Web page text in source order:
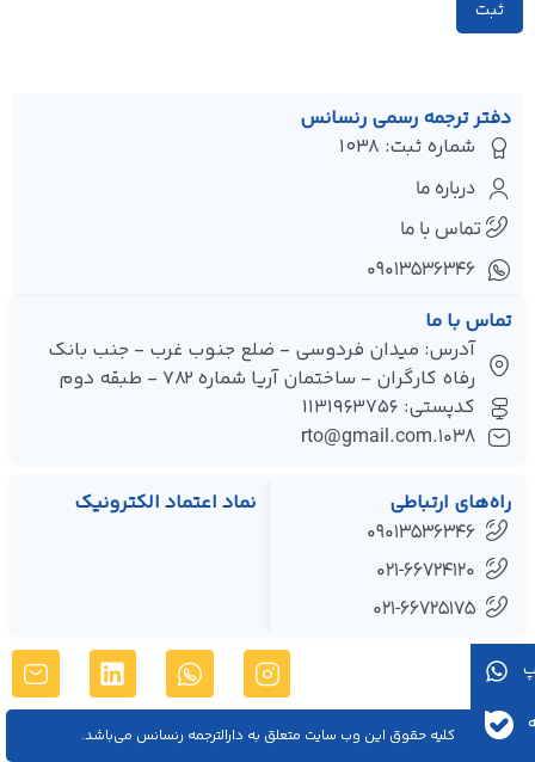
دفتر ترجمه رسمی رنسانس
شماره ثبت: 1038
درباره ما
تماس با ما
۰۹۰۱۳۵۳۶۳۴۶
تماس با ما
آدرس: میدان فردوسی - ضلع جنوب غرب - جنب بانک
رفاه کارگران - ساختمان آریا شماره 782 - طبقه دوم
کدپستی: 1131963756
1038.rto@gmail.com
راه‌های ارتباطی
09013536346
021-66724120
021-66725175
نماد اعتماد الکترونیک
کليه حقوق اين وب سایت متعلق به دارالترجمه رنسانس می‌باشد.